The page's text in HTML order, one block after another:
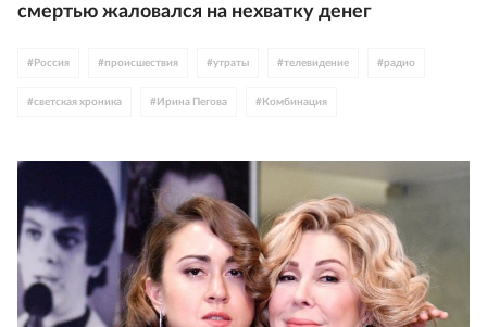
смертью жаловался на нехватку денег
# Россия #происшествия #утраты #телевидение #радио
#светская хроника # Ирина Пегова # Комбинация